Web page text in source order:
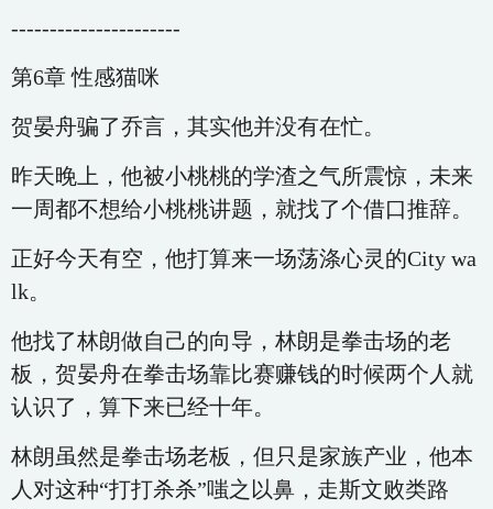
----------------------
第6章 性感猫咪
贺晏舟骗了乔言，其实他并没有在忙。
昨天晚上，他被小桃桃的学渣之气所震惊，未来
一周都不想给小桃桃讲题，就找了个借口推辞。
正好今天有空，他打算来一场荡涤心灵的City wa
lk。
他找了林朗做自己的向导，林朗是拳击场的老
板，贺晏舟在拳击场靠比赛赚钱的时候两个人就
认识了，算下来已经十年。
林朗虽然是拳击场老板，但只是家族产业，他本
人对这种“打打杀杀”嗤之以鼻，走斯文败类路